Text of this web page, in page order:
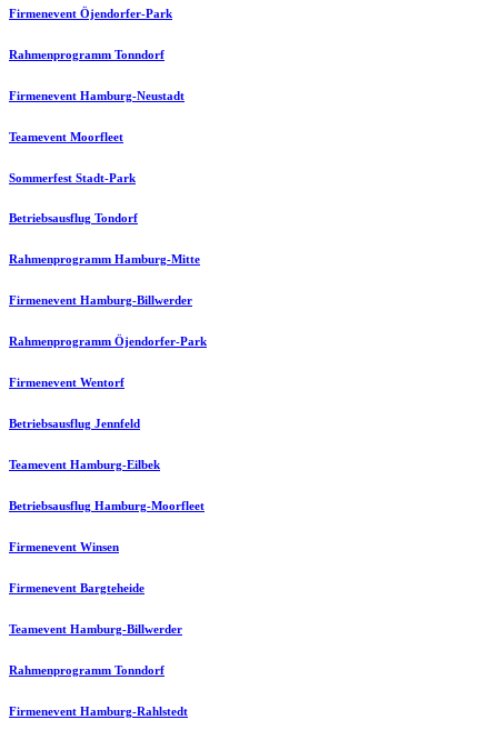
Firmenevent Öjendorfer-Park
Rahmenprogramm Tonndorf
Firmenevent Hamburg-Neustadt
Teamevent Moorfleet
Sommerfest Stadt-Park
Betriebsausflug Tondorf
Rahmenprogramm Hamburg-Mitte
Firmenevent Hamburg-Billwerder
Rahmenprogramm Öjendorfer-Park
Firmenevent Wentorf
Betriebsausflug Jennfeld
Teamevent Hamburg-Eilbek
Betriebsausflug Hamburg-Moorfleet
Firmenevent Winsen
Firmenevent Bargteheide
Teamevent Hamburg-Billwerder
Rahmenprogramm Tonndorf
Firmenevent Hamburg-Rahlstedt